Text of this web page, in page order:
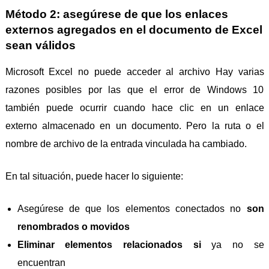
Método 2: asegúrese de que los enlaces
externos agregados en el documento de Excel
sean válidos
Microsoft Excel no puede acceder al archivo Hay varias
razones posibles por las que el error de Windows 10
también puede ocurrir cuando hace clic en un enlace
externo almacenado en un documento. Pero la ruta o el
nombre de archivo de la entrada vinculada ha cambiado.
En tal situación, puede hacer lo siguiente:
Asegúrese de que los elementos conectados no son
renombrados o movidos
Eliminar elementos relacionados siya no se
encuentran